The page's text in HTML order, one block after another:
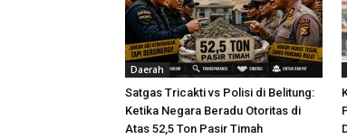
Daerah
Satgas Tricakti vs Polisi di Belitung:
Ketika Negara Beradu Otoritas di
Atas 52,5 Ton Pasir Timah